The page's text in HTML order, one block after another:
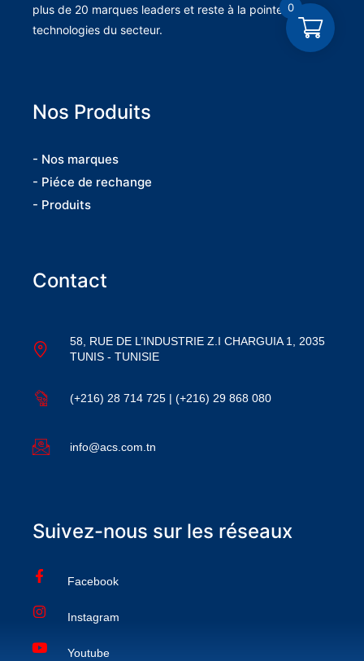
plus de 20 marques leaders et reste à la pointe des
technologies du secteur.
Nos Produits
- Nos marques
- Piéce de rechange
- Produits
Contact
58, RUE DE L’INDUSTRIE Z.I CHARGUIA 1, 2035
TUNIS - TUNISIE
(+216) 28 714 725 | (+216) 29 868 080
info@acs.com.tn
Suivez-nous sur les réseaux
Facebook
Instagram
Youtube
0